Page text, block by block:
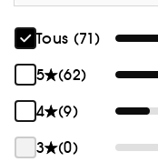
Tous (71)
5
(62)
4
(9)
3
(0)